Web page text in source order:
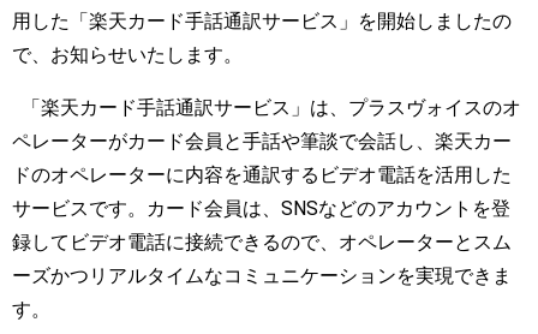
用した「楽天カード手話通訳サービス」を開始しましたの
で、お知らせいたします。
「楽天カード手話通訳サービス」は、プラスヴォイスのオ
ペレーターがカード会員と手話や筆談で会話し、楽天カー
ドのオペレーターに内容を通訳するビデオ電話を活用した
サービスです。カード会員は、SNSなどのアカウントを登
録してビデオ電話に接続できるので、オペレーターとスム
ーズかつリアルタイムなコミュニケーションを実現できま
す。